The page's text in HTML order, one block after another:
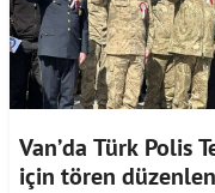
Van’da Türk Polis
için tören